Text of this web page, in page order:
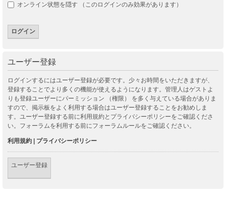
オンライン状態を隠す （このログインのみ効果があります）
ユーザー登録
ログインするにはユーザー登録が必要です。少々お時間をいただきますが、
登録することでより多くの機能が使えるようになります。管理人はゲストよ
りも登録ユーザーにパーミッション （権限） を多く与えている場合がありま
すので、掲示板をよく利用する場合はユーザー登録することをお勧めしま
す。ユーザー登録する前に利用規約とプライバシーポリシーをご確認くださ
い。フォーラムを利用する前にフォーラムルールをご確認ください。
利用規約 | プライバシーポリシー
ユーザー登録